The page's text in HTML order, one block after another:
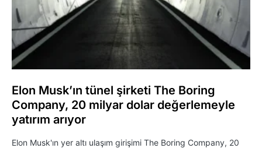
Elon Musk’ın tünel şirketi The Boring
Company, 20 milyar dolar değerlemeyle
yatırım arıyor
Elon Musk'ın yer altı ulaşım girişimi The Boring Company, 20